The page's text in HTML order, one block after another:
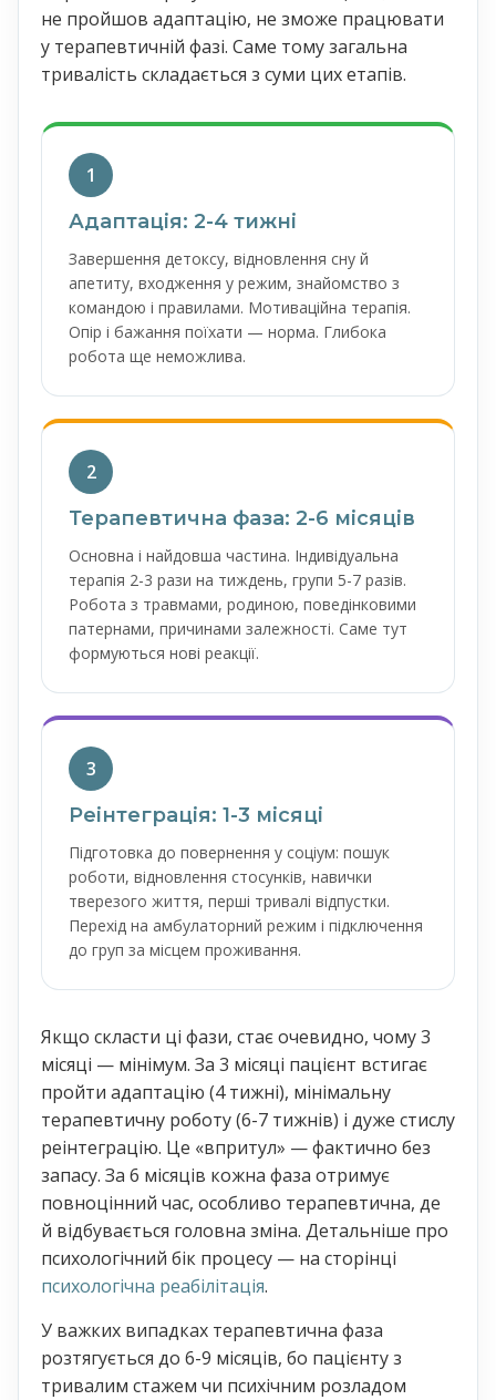
не пройшов адаптацію, не зможе працювати
у терапевтичній фазі. Саме тому загальна
тривалість складається з суми цих етапів.
1
Адаптація: 2-4 тижні
Завершення детоксу, відновлення сну й
апетиту, входження у режим, знайомство з
командою і правилами. Мотиваційна терапія.
Опір і бажання поїхати — норма. Глибока
робота ще неможлива.
2
Терапевтична фаза: 2-6 місяців
Основна і найдовша частина. Індивідуальна
терапія 2-3 рази на тиждень, групи 5-7 разів.
Робота з травмами, родиною, поведінковими
патернами, причинами залежності. Саме тут
формуються нові реакції.
3
Реінтеграція: 1-3 місяці
Підготовка до повернення у соціум: пошук
роботи, відновлення стосунків, навички
тверезого життя, перші тривалі відпустки.
Перехід на амбулаторний режим і підключення
до груп за місцем проживання.
Якщо скласти ці фази, стає очевидно, чому 3
місяці — мінімум. За 3 місяці пацієнт встигає
пройти адаптацію (4 тижні), мінімальну
терапевтичну роботу (6-7 тижнів) і дуже стислу
реінтеграцію. Це «впритул» — фактично без
запасу. За 6 місяців кожна фаза отримує
повноцінний час, особливо терапевтична, де
й відбувається головна зміна. Детальніше про
психологічний бік процесу — на сторінці
психологічна реабілітація.
У важких випадках терапевтична фаза
розтягується до 6-9 місяців, бо пацієнту з
тривалим стажем чи психічним розладом